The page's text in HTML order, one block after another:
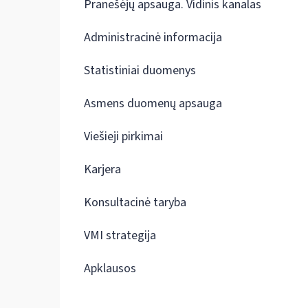
Pranešėjų apsauga. Vidinis kanalas
Administracinė informacija
Statistiniai duomenys
Asmens duomenų apsauga
Viešieji pirkimai
Karjera
Konsultacinė taryba
VMI strategija
Apklausos